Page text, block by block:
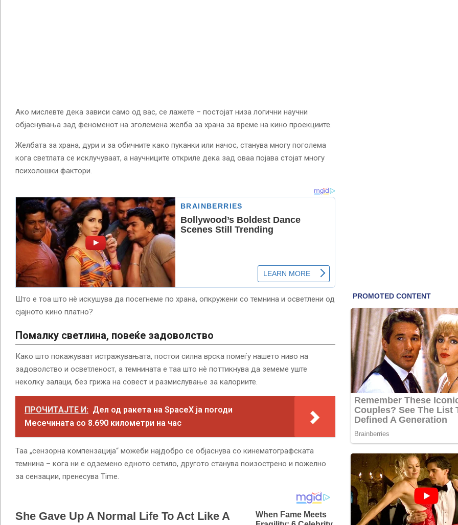
Ако мислевте дека зависи само од вас, се лажете – постојат низа логични научни
објаснувања зад феноменот на зголемена желба за храна за време на кино проекциите.
Желбата за храна, дури и за обичните како пуканки или начос, станува многу поголема
кога светлата се исклучуваат, а научниците откриле дека зад оваа појава стојат многу
психолошки фактори.
Што е тоа што нè искушува да посегнеме по храна, опкружени со темнина и осветлени од
сјајното кино платно?
Помалку светлина, повеќе задоволство
Како што покажуваат истражувањата, постои силна врска помеѓу нашето ниво на
задоволство и осветленост, а темнината е таа што нè поттикнува да земеме уште
неколку залаци, без грижа на совест и размислување за калориите.
ПРОЧИТАЈТЕ И: Дел од ракета на SpaceX ја погоди
Месечината со 8.690 километри на час
Таа „сензорна компензација“ можеби најдобро се објаснува со кинематографската
темнина – кога ни е одземено едното сетило, другото станува поизострено и пожелно
за сензации, пренесува Time.